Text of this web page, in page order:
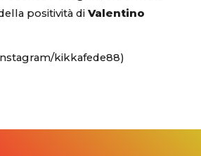
positività di Valentino
kikkafede88)